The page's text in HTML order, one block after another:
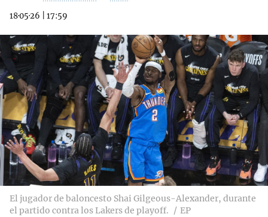
18·05·26 17:59
El jugador de baloncesto Shai Gilgeous-Alexander, durante
el partido contra los Lakers de playoff.
EP